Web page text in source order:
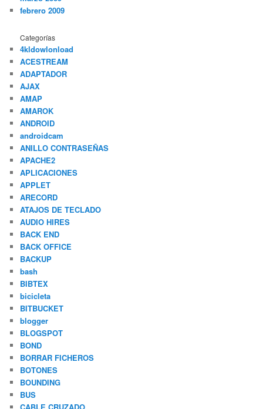
febrero 2009
Categorías
4kldowlonload
ACESTREAM
ADAPTADOR
AJAX
AMAP
AMAROK
ANDROID
androidcam
ANILLO CONTRASEÑAS
APACHE2
APLICACIONES
APPLET
ARECORD
ATAJOS DE TECLADO
AUDIO HIRES
BACK END
BACK OFFICE
BACKUP
bash
BIBTEX
bicicleta
BITBUCKET
blogger
BLOGSPOT
BOND
BORRAR FICHEROS
BOTONES
BOUNDING
BUS